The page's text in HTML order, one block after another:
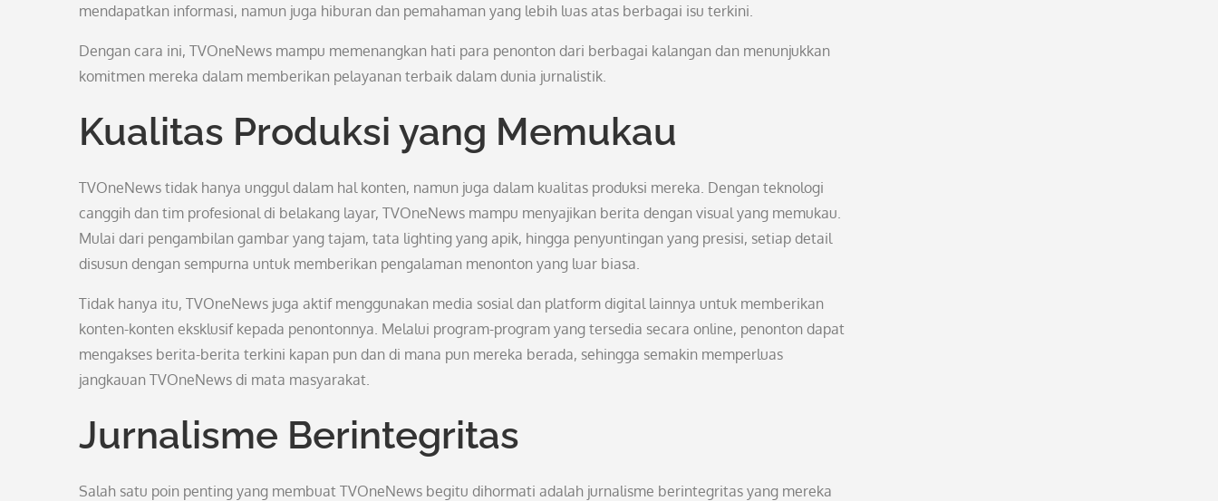
mendapatkan informasi, namun juga hiburan dan pemahaman yang lebih luas atas berbagai isu terkini.
Dengan cara ini, TVOneNews mampu memenangkan hati para penonton dari berbagai kalangan dan menunjukkan
komitmen mereka dalam memberikan pelayanan terbaik dalam dunia jurnalistik.
Kualitas Produksi yang Memukau
TVOneNews tidak hanya unggul dalam hal konten, namun juga dalam kualitas produksi mereka. Dengan teknologi
canggih dan tim profesional di belakang layar, TVOneNews mampu menyajikan berita dengan visual yang memukau.
Mulai dari pengambilan gambar yang tajam, tata lighting yang apik, hingga penyuntingan yang presisi, setiap detail
disusun dengan sempurna untuk memberikan pengalaman menonton yang luar biasa.
Tidak hanya itu, TVOneNews juga aktif menggunakan media sosial dan platform digital lainnya untuk memberikan
konten-konten eksklusif kepada penontonnya. Melalui program-program yang tersedia secara online, penonton dapat
mengakses berita-berita terkini kapan pun dan di mana pun mereka berada, sehingga semakin memperluas
jangkauan TVOneNews di mata masyarakat.
Jurnalisme Berintegritas
Salah satu poin penting yang membuat TVOneNews begitu dihormati adalah jurnalisme berintegritas yang mereka